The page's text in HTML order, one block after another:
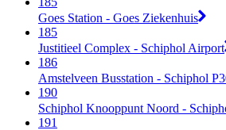
Goes Station - Goes Ziekenhuis
185
Justitieel Complex - Schiphol Airport
186
Amstelveen Busstation - Schiphol
190
Schiphol Knooppunt Noord -
191